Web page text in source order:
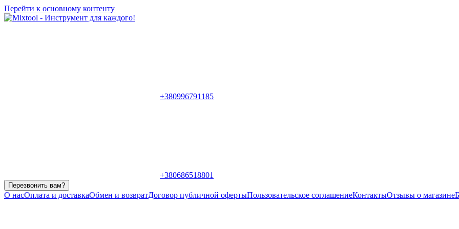
Перейти к основному контенту
+380996791185
+380686518801
Перезвонить вам?
О насОплата и доставкаОбмен и возвратДоговор публичной офертыПользовательское соглашениеКонтактыОтзывы о магазине